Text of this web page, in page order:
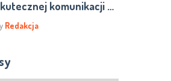
komunikacji …
Redakcja